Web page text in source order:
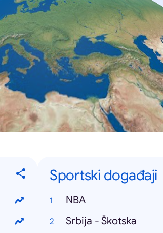
Sportski događaji
NBA
Srbija - Škotska